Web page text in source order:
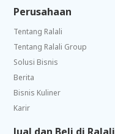
Perusahaan
Tentang Ralali
Tentang Ralali Group
Solusi Bisnis
Berita
Bisnis Kuliner
Karir